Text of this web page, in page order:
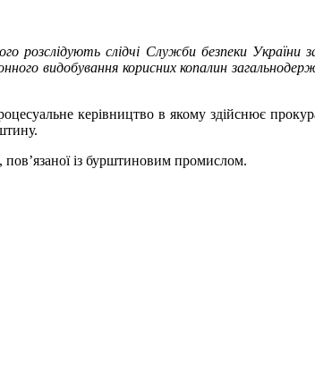
розслідують слідчі Служби безпеки
видобування корисних копалин
керівництво в якому здійснює
пов’язаної із бурштиновим промислом.